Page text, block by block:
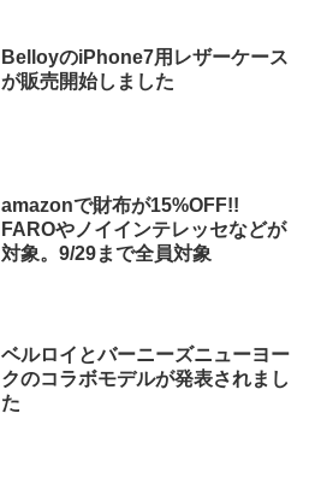
BelloyのiPhone7用レザーケース
が販売開始しました
amazonで財布が15%OFF!!
FAROやノイインテレッセなどが
対象。9/29まで全員対象
ベルロイとバーニーズニューヨー
クのコラボモデルが発表されまし
た